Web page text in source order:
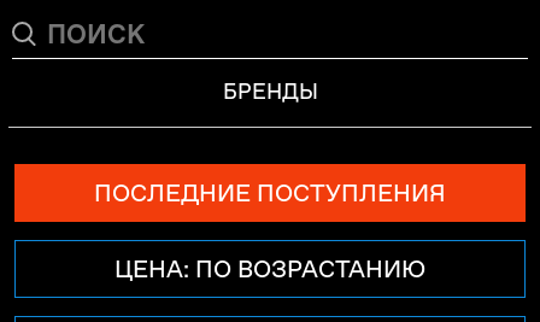
БРЕНДЫ
ПОСЛЕДНИЕ ПОСТУПЛЕНИЯ
ЦЕНА: ПО ВОЗРАСТАНИЮ